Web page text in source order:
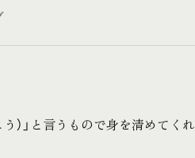
）」と言うもので身を清めてくれ